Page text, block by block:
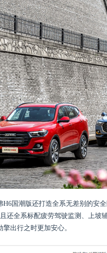
H6国潮版还打造全系无差别的安
还全系标配疲劳驾驶监测、上
出行之时更加安心。